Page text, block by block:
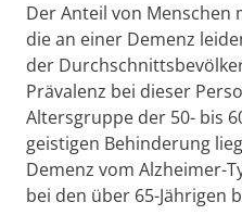
Der Anteil von Menschen
die an einer Demenz
der
Prävalenz bei dieser
Altersgruppe der 50- bis
geistigen Behinderung
Demenz vom Alzheimer-
bei den über 65-Jährigen